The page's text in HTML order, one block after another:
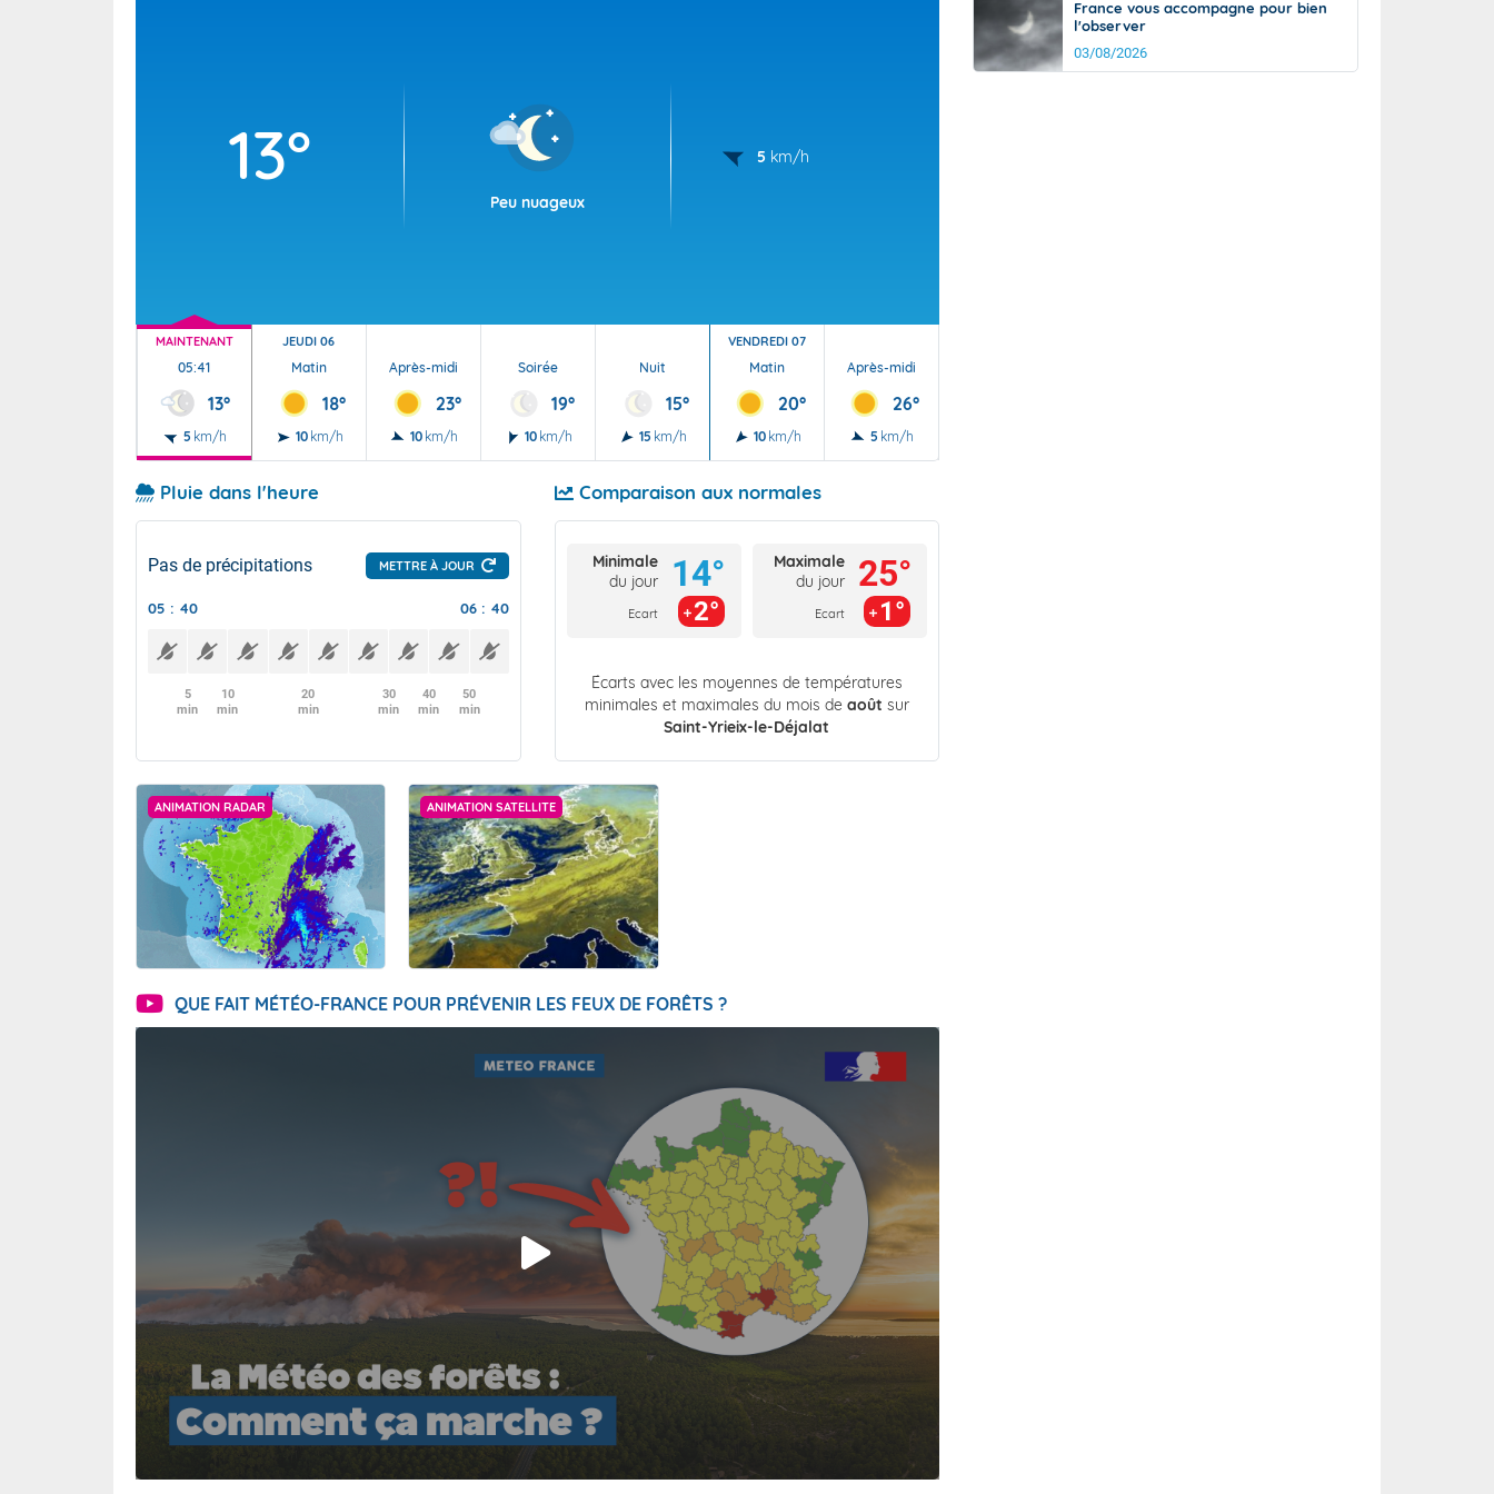
13°
Peu nuageux
5 km/h
MAINTENANT
05:41
13°
5 km/h
JEUDI 06
Matin
18°
10 km/h
Après-midi
23°
10 km/h
Soirée
19°
10 km/h
Nuit
15°
15 km/h
VENDREDI 07
Matin
20°
10 km/h
Après-midi
26°
5 km/h
Pluie dans l'heure
Pas de précipitations METTRE À JOUR
05 : 40 06 : 40
5
min
10
min
20
min
30
min
40
min
50
min
Comparaison aux normales
Minimale
du jour
Ecart
14°
2°
Maximale
du jour
Ecart
25°
1°
Écarts avec les moyennes de températures
minimales et maximales du mois de août sur
Saint-Yrieix-le-Déjalat
ANIMATION RADAR ANIMATION SATELLITE
QUE FAIT MÉTÉO-FRANCE POUR PRÉVENIR LES FEUX DE FORÊTS ?
France vous accompagne pour bien
l'observer
03/08/2026